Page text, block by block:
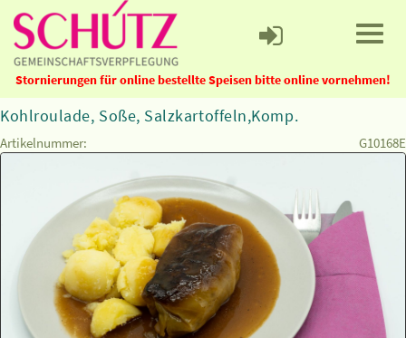
Stornierungen für online bestellte Speisen bitte online vornehmen!
Kohlroulade, Soße, Salzkartoffeln,Komp.
Artikelnummer: G10168E